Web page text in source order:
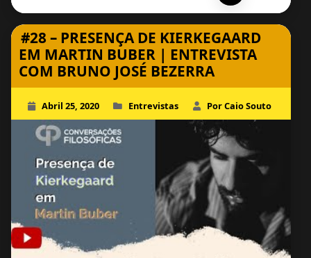
#28 – PRESENÇA DE KIERKEGAARD
EM MARTIN BUBER | ENTREVISTA
COM BRUNO JOSÉ BEZERRA
Abril 25, 2020 Entrevistas Por Caio Souto